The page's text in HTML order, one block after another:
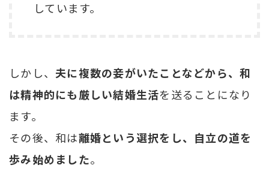
しています。
しかし、 夫に複数の妾がいたことなどから、和
は精神的にも厳しい結婚生活を送ることになり
ます。
その後、和は離婚という選択をし、自立の道を
歩み始めました。